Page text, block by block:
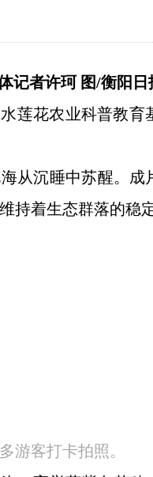
记者许珂 图/衡阳
莲花农业科普教
从沉睡中苏醒。
持着生态群落的稳
游客打卡拍照。